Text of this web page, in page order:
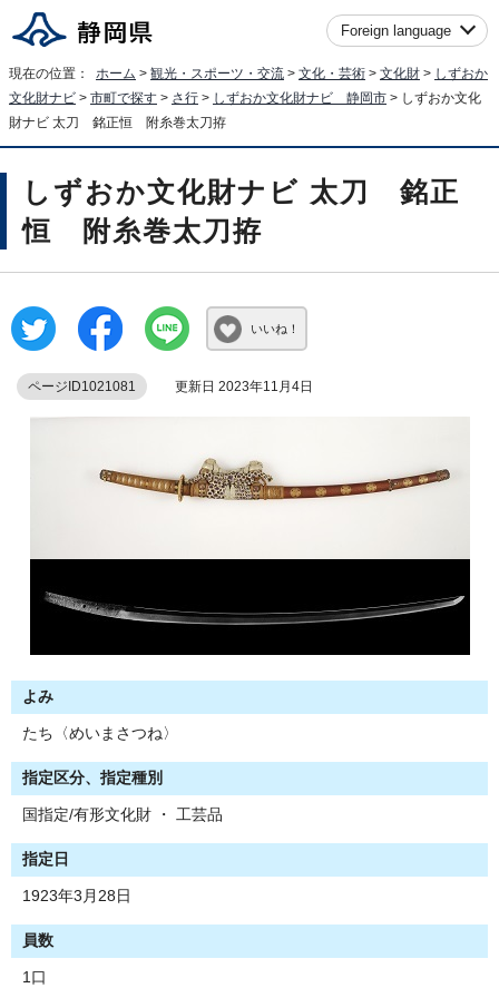
Foreign language
現在の位置： ホーム > 観光・スポーツ・交流 > 文化・芸術 > 文化財 > しずおか
文化財ナビ > 市町で探す > さ行 > しずおか文化財ナビ 静岡市 > しずおか文化
財ナビ 太刀 銘正恒 附糸巻太刀拵
しずおか文化財ナビ 太刀 銘正
恒 附糸巻太刀拵
いいね！
ページID1021081 更新日 2023年11月4日
よみ
たち〈めいまさつね〉
指定区分、指定種別
国指定/有形文化財 ・ 工芸品
指定日
1923年3月28日
員数
1口